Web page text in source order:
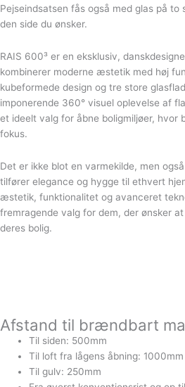
Pejseindsatsen fås også med glas på
den side du ønsker.
RAIS 600³ er en eksklusiv,
kombinerer moderne æstetik med høj
kubeformede design og tre store
imponerende 360° visuel oplevelse af
et ideelt valg for åbne boligmiljøer, hvor
fokus.
Det er ikke blot en varmekilde, men
tilfører elegance og hygge til ethvert
æstetik, funktionalitet og avanceret
fremragende valg for dem, der ønsker
deres bolig.
Afstand til brændbart
Til siden: 500mm
Til loft fra lågens åbning: 1000mm
Til gulv: 250mm